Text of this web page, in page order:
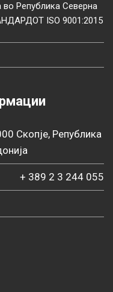
Република Северна
ISO 9001:2015
Скопје, Република
+ 389 2 3 244 055